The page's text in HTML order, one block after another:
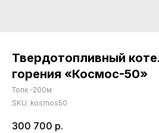
Твердотопливный
горения «Космос-50»
Топк -200м
SKU: kosmos50
300 700 р.